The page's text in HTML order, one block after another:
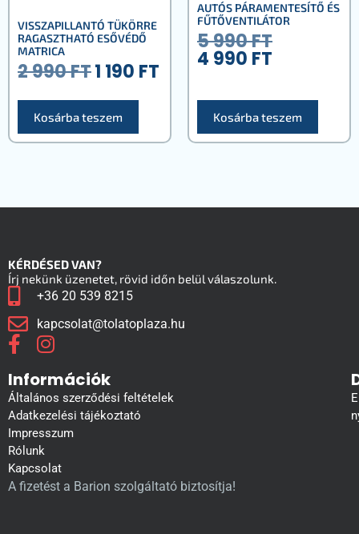
VISSZAPILLANTÓ TÜKÖRRE
RAGASZTHATÓ ESŐVÉDŐ
MATRICA
2 990FT1 190 FT
Kosárba teszem
AUTÓS PÁRAMENTESÍTŐ ÉS
FŰTŐVENTILÁTOR
5 990FT
4 990 FT
Kosárba teszem
KÉRDÉSED VAN?
Írj nekünk üzenetet, rövid időn belül válaszolunk.
+36 20 539 8215
kapcsolat@tolatoplaza.hu
Információk
Általános szerződési feltételek
Adatkezelési tájékoztató
Impresszum
Rólunk
Kapcsolat
A fizetést a Barion szolgáltató biztosítja!